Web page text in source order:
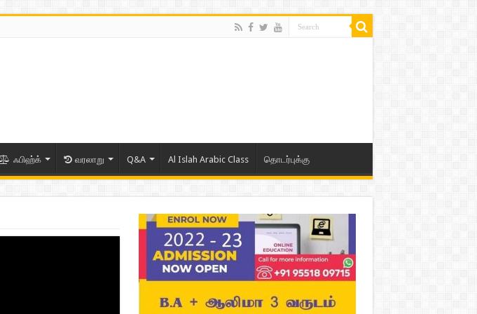
ஃபிஹ்க் வரலாறு Q&A Al Islah Arabic Class தொடர்புக்கு